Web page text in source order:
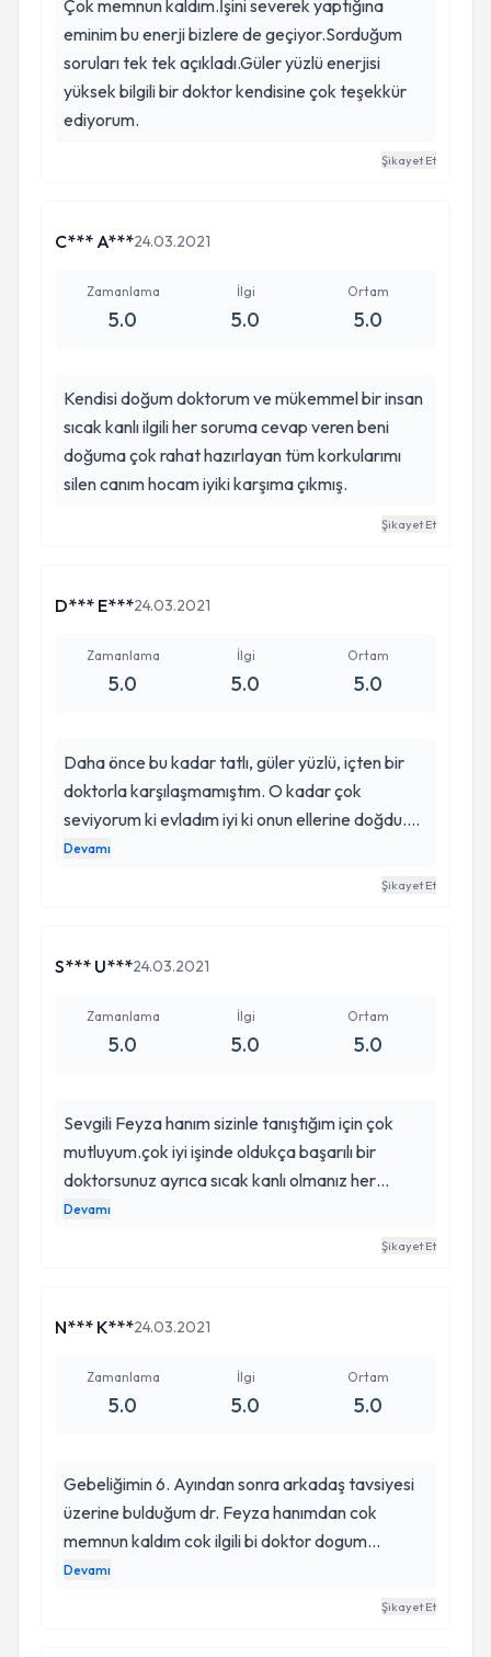
etsem azdır Gözünüz kapalı kendinizi ve
bebeğinizi kendisine emanet edebiliceginiz güzel
kalpli muhteşem bı doktor İlayda hanım sizede
teşekkür ederiz en az hocamın kadar sizde güler
yuzunuz ve ilginizle bizi motive ediyorsunuz
sizlerle tanismisiz 🥰
Çok memnun kaldım.İşini severek yaptığına
eminim bu enerji bizlere de geçiyor.Sorduğum
soruları tek tek açıkladı.Güler yüzlü enerjisi
yüksek bilgili bir doktor kendisine çok teşekkür
ediyorum.
Şikayet Et
C*** A***24.03.2021
Zamanlama
5.0
İlgi
5.0
Ortam
5.0
Kendisi doğum doktorum ve mükemmel bir insan
sıcak kanlı ilgili her soruma cevap veren beni
doğuma çok rahat hazırlayan tüm korkularımı
silen canım hocam iyiki karşıma çıkmış.
Şikayet Et
D*** E***24.03.2021
Zamanlama
5.0
İlgi
5.0
Ortam
5.0
Daha önce bu kadar tatlı, güler yüzlü, içten bir
doktorla karşılaşmamıştım. O kadar çok
seviyorum ki evladım iyi ki onun ellerine doğdu.
İzmir' de görev yaptığı sürece gideceğim tek
kadın doğum uzmanı. Ayrıca diğer hasta doktor
bir doktor. İyi ki tanımışız, iyi ki var. Mesleğindeki
Devamı
Şikayet Et
S*** U***24.03.2021
Zamanlama
5.0
İlgi
5.0
Ortam
5.0
Sevgili Feyza hanım sizinle tanıştığım için çok
mutluyum.çok iyi işinde oldukça başarılı bir
doktorsunuz ayrıca sıcak kanlı olmanız her
hastanızı kendı yakınınız gibi görmeniz de
Harika.zor şartlarda ama Harika bir Doğum
sizin gibi doktorlara bizim ihtiyacımız var çok
Devamı
Şikayet Et
N*** K***24.03.2021
Zamanlama
5.0
İlgi
5.0
Ortam
5.0
Gebeliğimin 6. Ayından sonra arkadaş tavsiyesi
üzerine bulduğum dr. Feyza hanımdan cok
memnun kaldım cok ilgili bi doktor dogum
korkumu sayesinde yendim dogumumda hicbir
Devamı
Şikayet Et